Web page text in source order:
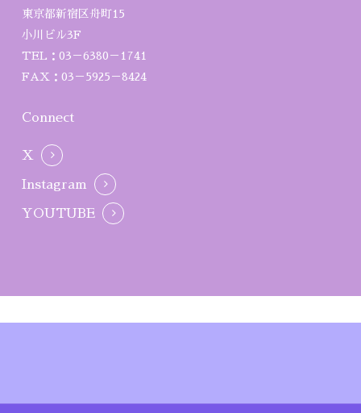
東京都新宿区舟町15
小川ビル3F
TEL：03－6380－1741
FAX：03－5925－8424
Connect
X
Instagram
YOUTUBE